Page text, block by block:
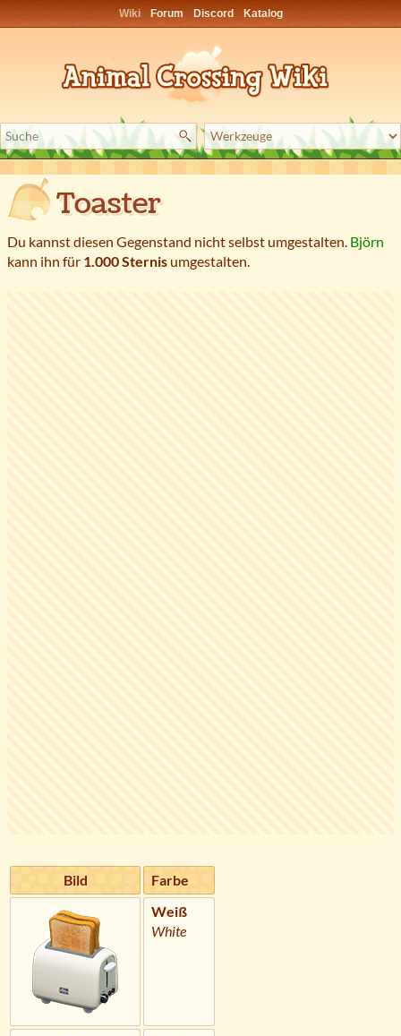
Wiki Forum Discord Katalog
Toaster
Du kannst diesen Gegenstand nicht selbst umgestalten. Björn
kann ihn für 1.000 Sternis umgestalten.
Bild
Farbe
Weiß
White